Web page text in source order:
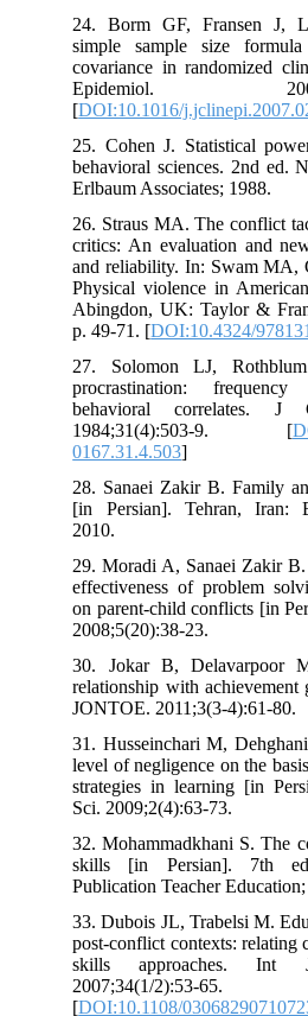
24. Borm GF, Fransen J,
simple sample size
covariance in randomized
Epidemiol.
[DOI:10.1016/
25. Cohen J. Statistical
behavioral sciences. 2nd
Erlbaum Associates; 1988.
26. Straus MA. The conflict
critics: An evaluation and
and reliability. In: Swam
Physical violence in
Abingdon, UK: Taylor &
p. 49-71. [DOI:10.4324/
27. Solomon LJ,
procrastination:
behavioral correlates. J
1984;31(4):503-9. [
0167.31.4.503
28. Sanaei Zakir B. Family
[in Persian]. Tehran, Iran:
2010.
29. Moradi A, Sanaei Zakir
effectiveness of problem
on parent-child conflicts [in
2008;5(20):38-23.
30. Jokar B, Delavarpoor
relationship with
JONTOE. 2011;3(3-4):61-80.
31. Husseinchari M,
level of negligence on the
strategies in learning [in
Sci. 2009;2(4):63-73.
32. Mohammadkhani S. The
skills [in Persian]. 7th
Publication Teacher
33. Dubois JL, Trabelsi M.
post‐conflict contexts:
skills approaches.
2007;34(1/2):53-65.
[DOI:10.1108/